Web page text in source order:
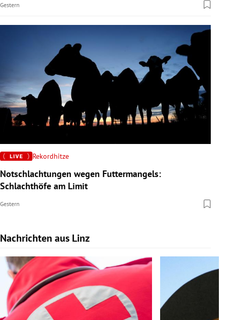
Gestern
Rekordhitze
Notschlachtungen wegen Futtermangels:
Schlachthöfe am Limit
Gestern
Nachrichten aus Linz
Slide 1 von 9